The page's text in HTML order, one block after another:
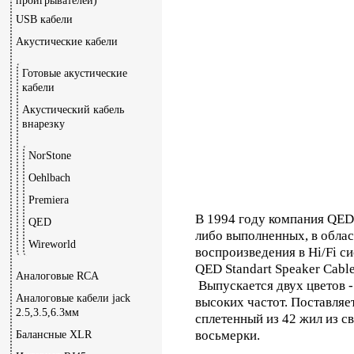
USB кабели
Акустические кабели
Готовые акустические
кабели
Акустический кабель
внарезку
NorStone
Oehlbach
Premiera
QED
Wireworld
Аналоговые RCA
Аналоговые кабели jack
2.5,3.5,6.3мм
Балансные XLR
В 1994 году компания
либо выполненных, в
воспроизведения в Hi/Fi
QED Standart Speaker
Выпускается двух цветов
высоких частот.
сплетенный из 42 жил из
восьмерки.